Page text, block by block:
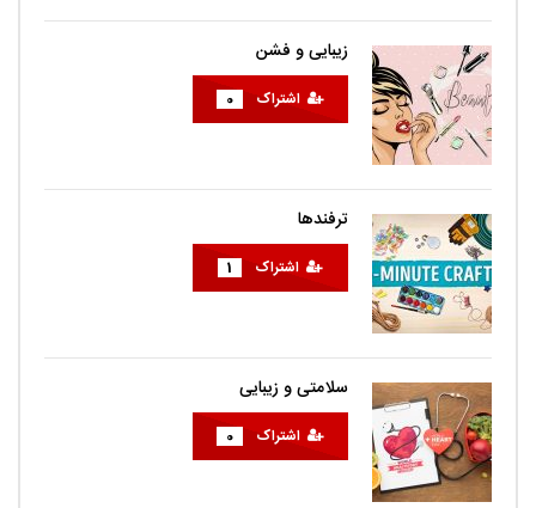
زیبایی و فشن
اشتراک 0
ترفندها
اشتراک 1
سلامتی و زیبایی
اشتراک 0